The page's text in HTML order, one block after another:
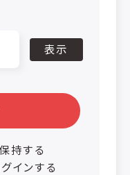
表示
持する
インする